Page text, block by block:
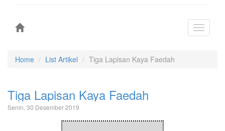
Toggle
Home List Artikel Tiga Lapisan Kaya Faedah
Tiga Lapisan Kaya Faedah
Senin, 30 Desember 2019